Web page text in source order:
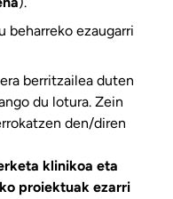
beharreko ezaugarri
berritzailea duten
du lotura. Zein
den/diren
klinikoa eta
proiektuak ezarri